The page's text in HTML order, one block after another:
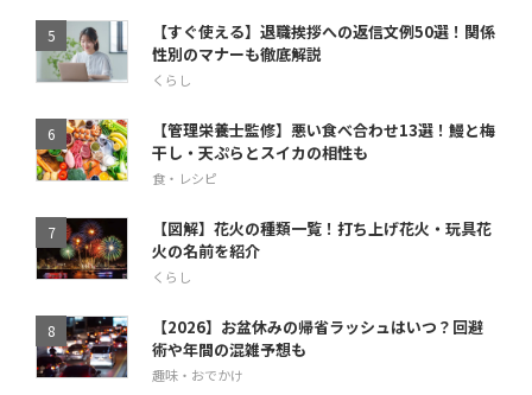
【すぐ使える】退職挨拶への返信文例50選！関係
性別のマナーも徹底解説
くらし
【管理栄養士監修】悪い食べ合わせ13選！鰻と梅
干し・天ぷらとスイカの相性も
食・レシピ
【図解】花火の種類一覧！打ち上げ花火・玩具花
火の名前を紹介
くらし
【2026】お盆休みの帰省ラッシュはいつ？回避
術や年間の混雑予想も
趣味・おでかけ